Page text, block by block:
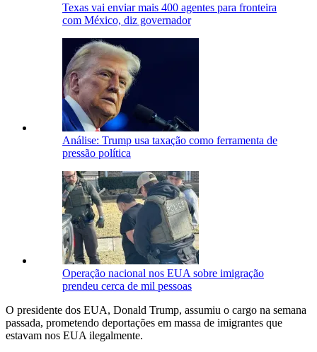
Texas vai enviar mais 400 agentes para fronteira
com México, diz governador
Análise: Trump usa taxação como ferramenta de
pressão política
Operação nacional nos EUA sobre imigração
prendeu cerca de mil pessoas
O presidente dos EUA, Donald Trump, assumiu o cargo na semana
passada, prometendo deportações em massa de imigrantes que
estavam nos EUA ilegalmente.